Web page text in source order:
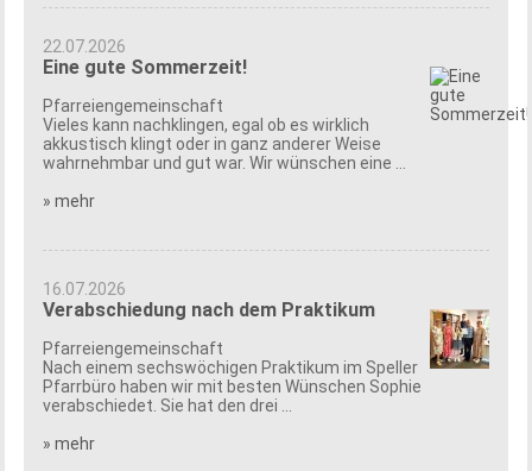
22.07.2026
Eine gute Sommerzeit!
Pfarreiengemeinschaft
Vieles kann nachklingen, egal ob es wirklich
akkustisch klingt oder in ganz anderer Weise
wahrnehmbar und gut war. Wir wünschen eine ...
» mehr
16.07.2026
Verabschiedung nach dem Praktikum
Pfarreiengemeinschaft
Nach einem sechswöchigen Praktikum im Speller
Pfarrbüro haben wir mit besten Wünschen Sophie
verabschiedet. Sie hat den drei ...
» mehr